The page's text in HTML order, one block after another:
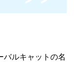
バルキャットの名